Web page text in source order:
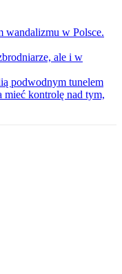
wandalizmu w Polsce.
ale i w
podwodnym tunelem
mieć kontrolę nad tym,